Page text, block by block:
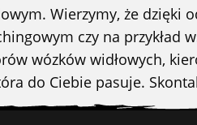
Wierzymy, że dzięki
czy na przykład
wózków widłowych,
do Ciebie pasuje.